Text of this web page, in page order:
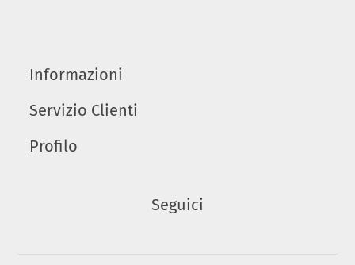
Informazioni
Servizio Clienti
Profilo
Seguici